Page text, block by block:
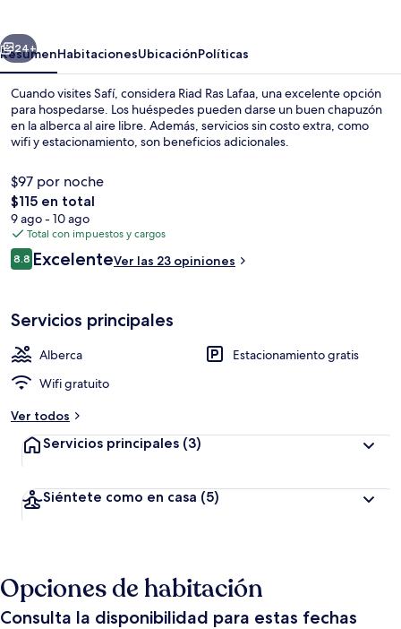
Siguiente
24+
ResumenHabitacionesUbicaciónPolíticas
Cuando visites Safí, considera Riad Ras Lafaa, una excelente opción
para hospedarse. Los huéspedes pueden darse un buen chapuzón
en la alberca al aire libre. Además, servicios sin costo extra, como
wifi y estacionamiento, son beneficios adicionales.
$97 por noche
El
precio
total
es
de
$115 en total
9 ago - 10 ago
Total con impuestos y cargos
Opiniones
8.88.8 de 10,
ExcelenteVer las 23 opiniones
Servicios principales
Alberca
Estacionamiento gratis
Wifi gratuito
Ver todos
Servicios principales (3)
Siéntete como en casa (5)
Opciones de habitación
Consulta la disponibilidad para estas fechas